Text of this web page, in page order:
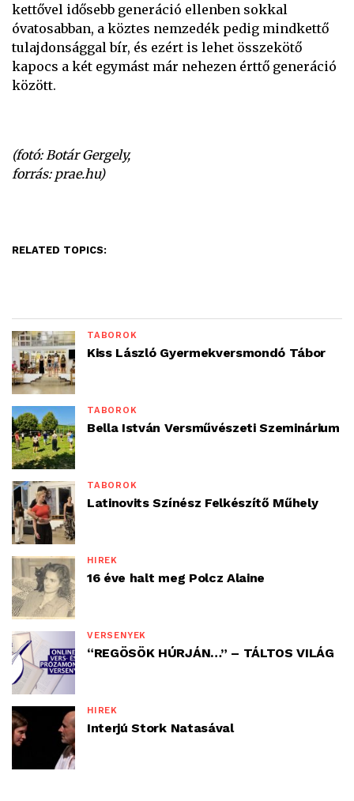
kettővel idősebb generáció ellenben sokkal
óvatosabban, a köztes nemzedék pedig mindkettő
tulajdonsággal bír, és ezért is lehet összekötő
kapocs a két egymást már nehezen érttő generáció
között.
(fotó: Botár Gergely,
forrás: prae.hu)
RELATED TOPICS:
TÁBOROK
Kiss László Gyermekversmondó Tábor
TÁBOROK
Bella István Versművészeti Szeminárium
TÁBOROK
Latinovits Színész Felkészítő Műhely
HÍREK
16 éve halt meg Polcz Alaine
VERSENYEK
“REGÖSÖK HÚRJÁN…” – TÁLTOS VILÁG
HÍREK
Interjú Stork Natasával